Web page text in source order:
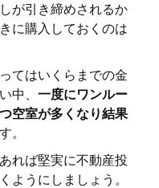
が引き締めされるか
に購入しておくのは
てはいくらまでの金
中、 一度にワンルー
空室が多くなり結果
。
れば堅実に不動産投
ようにしましょう。